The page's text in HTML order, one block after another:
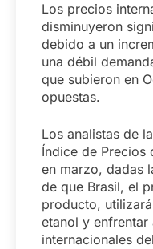
Los precios
disminuyeron
debido a un
una débil
que subieron en
opuestas.
Los analistas de
Índice de Precios
en marzo, dadas
de que Brasil, el
producto,
etanol y
internacionales